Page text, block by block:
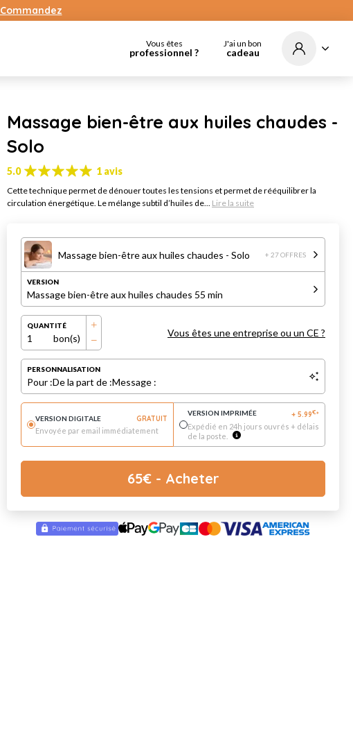
Commandez
Vous êtes
professionnel ?
J'ai un bon
cadeau
Massage bien-être aux huiles chaudes -
Solo
5.0 1 avis
Cette technique permet de dénouer toutes les tensions et permet de rééquilibrer la
circulation énergétique. Le mélange subtil d’huiles de... Lire la suite
Massage bien-être aux huiles chaudes - Solo + 27 OFFRES
VERSION
Massage bien-être aux huiles chaudes 55 min
QUANTITÉ
1 bon(s) Vous êtes une entreprise ou un CE ?
PERSONNALISATION
Pour :De la part de :Message :
VERSION DIGITALE
GRATUIT
Envoyée par email immédiatement
VERSION IMPRIMÉE + 5.99€*
Expédié en 24h jours ouvrés + délais
de la poste.
65€- Acheter